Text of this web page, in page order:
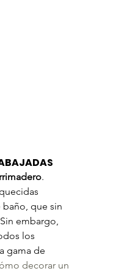
.
baño, que sin
embargo,
los
gama de
decorar un